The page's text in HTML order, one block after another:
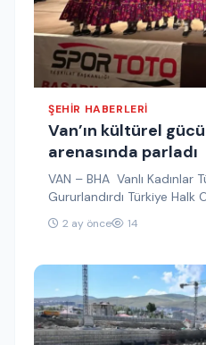
ŞEHIR HABERLERI
Van’ın kültürel
arenasında parladı
VAN – BHA Vanlı Kadınlar
Gururlandırdı Türkiye Halk
tarafından Gaziantep’te
Türkiye Şampiyonası’nda…
2 ay önce 14